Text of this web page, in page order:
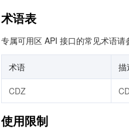
术语表
专属可用区 API 接口的常见术语请
术语 描
CDZ
使用限制